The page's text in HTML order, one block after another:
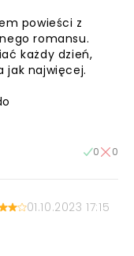
powieści z
romansu.
każdy dzień,
jak najwięcej.
0 0
01.10.2023 17:15